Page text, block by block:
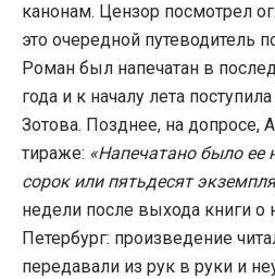
канонам. Цензор посмотрел
это очередной путеводитель
Роман был напечатан в
года и к началу лета
Зотова. Позднее, на допросе,
тираже: «Напечатано было ее
сорок или пятьдесят
недели после выхода книги о
Петербург: произведение
передавали из рук в руки и